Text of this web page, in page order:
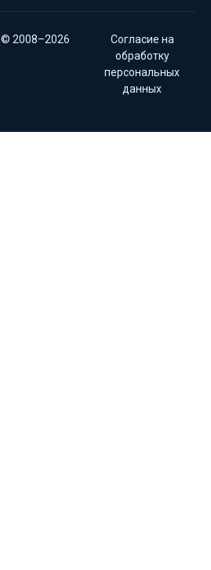
© 2008–2026
Согласие на
обработку
персональных
данных